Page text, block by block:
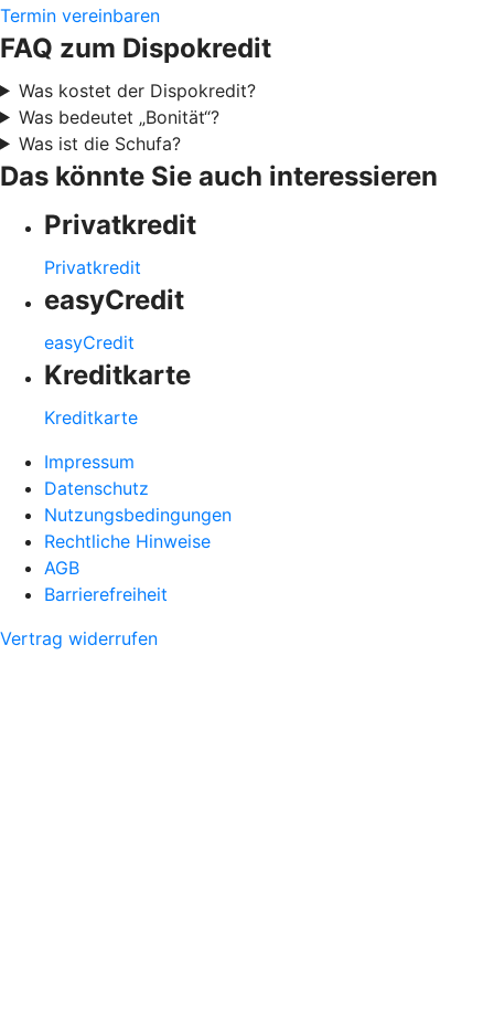
Termin vereinbaren
FAQ zum Dispokredit
Was kostet der Dispokredit?
Was bedeutet „Bonität“?
Was ist die Schufa?
Das könnte Sie auch interessieren
Privatkredit
Privatkredit
easyCredit
easyCredit
Kreditkarte
Kreditkarte
Impressum
Datenschutz
Nutzungsbedingungen
Rechtliche Hinweise
AGB
Barrierefreiheit
Vertrag widerrufen